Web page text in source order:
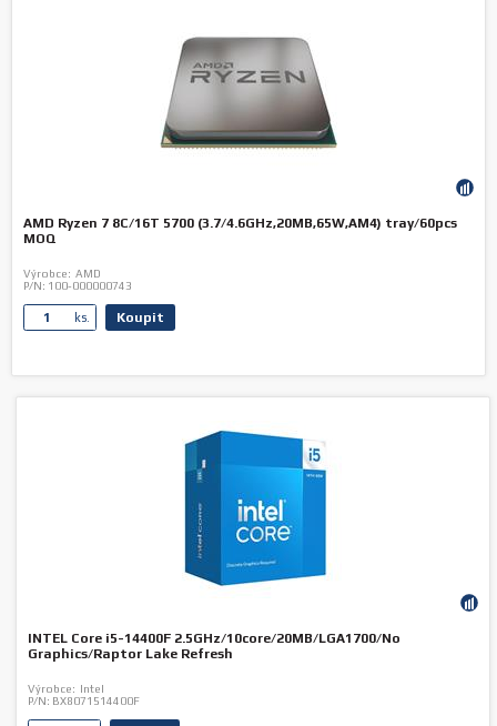
AMD Ryzen 7 8C/16T 5700 (3.7/4.6GHz,20MB,65W,AM4) tray/60pcs
MOQ
Výrobce: AMD
P/N: 100-000000743
ks. Koupit
INTEL Core i5-14400F 2.5GHz/10core/20MB/LGA1700/No
Graphics/Raptor Lake Refresh
Výrobce: Intel
P/N: BX8071514400F